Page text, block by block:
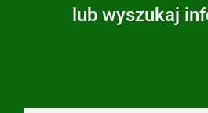
lub wyszukaj